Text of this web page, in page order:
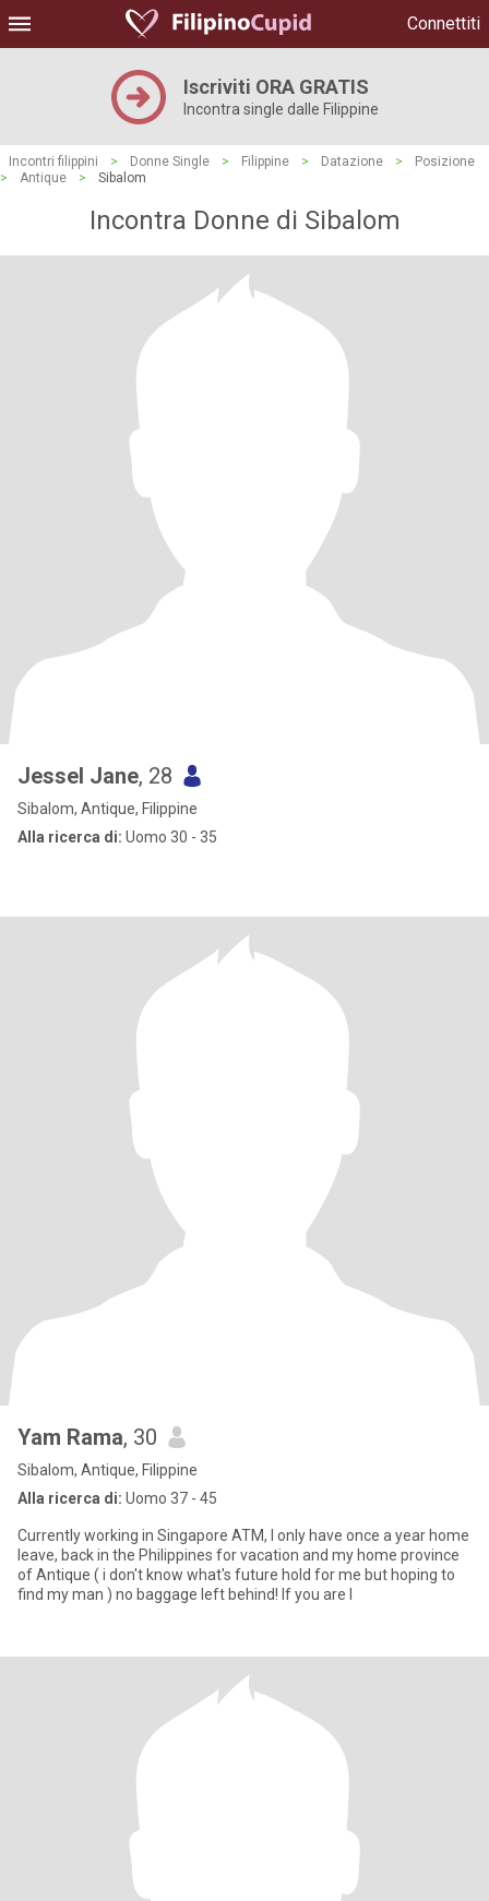
Connettiti
Iscriviti ORA GRATIS
Incontra single dalle Filippine
Incontri filippini > Donne Single > Filippine > Datazione >
Posizione
>
Antique > Sibalom
Incontra Donne di Sibalom
Jessel Jane, 28
Sibalom, Antique, Filippine
Alla ricerca di: Uomo 30 - 35
Yam Rama, 30
Sibalom, Antique, Filippine
Alla ricerca di: Uomo 37 - 45
Currently working in Singapore ATM, I only have once a year home
leave, back in the Philippines for vacation and my home province
of Antique ( i don't know what's future hold for me but hoping to
find my man ) no baggage left behind! If you are l